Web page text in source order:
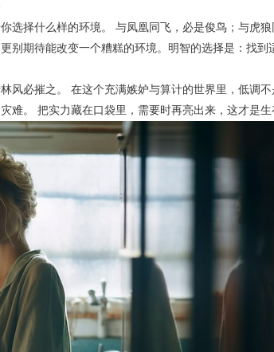
选择什么样的环境。 与凤凰同飞，必是俊鸟；与虎
别期待能改变一个糟糕的环境。明智的选择是：找到
风必摧之。 在这个充满嫉妒与算计的世界里，低调
难。 把实力藏在口袋里，需要时再亮出来，这才是生